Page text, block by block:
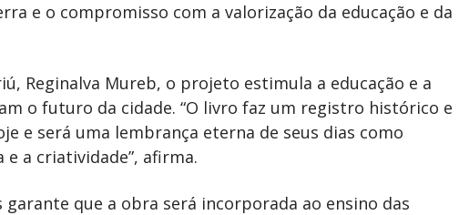
e o compromisso com a valorização da educação e da
Reginalva Mureb, o projeto estimula a educação e a
o futuro da cidade. “O livro faz um registro histórico e
e será uma lembrança eterna de seus dias como
a criatividade”, afirma.
que a obra será incorporada ao ensino das